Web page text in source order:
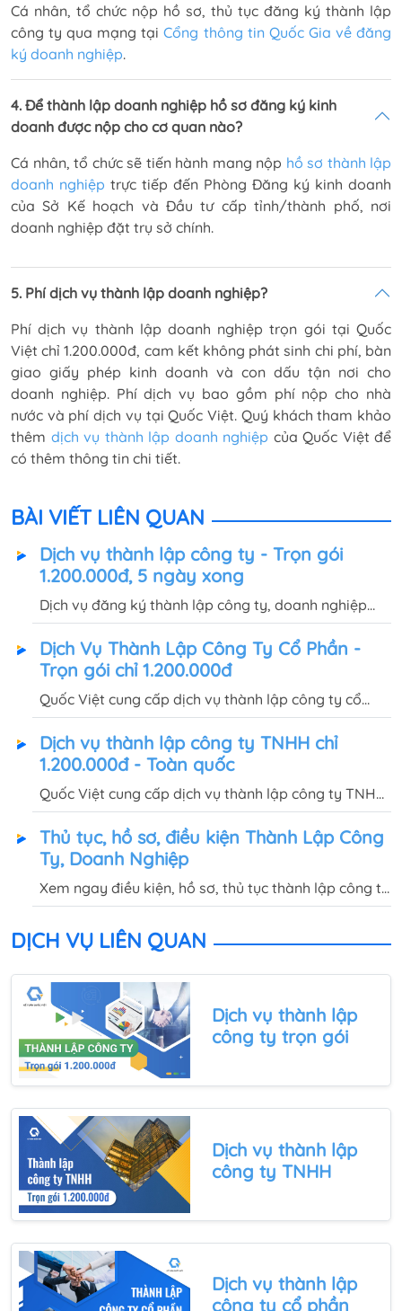
Cá nhân, tổ chức nộp hồ sơ, thủ tục đăng ký thành lập
công ty qua mạng tạiCổng thông tin Quốc Gia về đăng
ký doanh nghiệp.
4. Để thành lập doanh nghiệp hồ sơ đăng ký kinh
doanh được nộp cho cơ quan nào?
Cá nhân, tổ chức sẽ tiến hành mang nộp hồ sơ thành lập
doanh nghiệp trực tiếp đến Phòng Đăng ký kinh doanh
của Sở Kế hoạch và Đầu tư cấp tỉnh/thành phố, nơi
doanh nghiệp đặt trụ sở chính.
5. Phí dịch vụ thành lập doanh nghiệp?
Phí dịch vụ thành lập doanh nghiệp trọn gói tại Quốc
Việt chỉ 1.200.000đ, cam kết không phát sinh chi phí, bàn
giao giấy phép kinh doanh và con dấu tận nơi cho
doanh nghiệp. Phí dịch vụ bao gồm phí nộp cho nhà
nước và phí dịch vụ tại Quốc Việt. Quý khách tham khảo
thêm dịch vụ thành lập doanh nghiệp của Quốc Việt để
có thêm thông tin chi tiết.
BÀI VIẾT LIÊN QUAN
Dịch vụ thành lập công ty - Trọn gói
1.200.000đ, 5 ngày xong
Dịch vụ đăng ký thành lập công ty, doanh nghiệp
trọn gói 1.200.000đ, hoàn tất thủ tục và miễn phí
bàn giao giấy phép kinh doanh, con dấu tận nơi sau
5 ngày.
Dịch Vụ Thành Lập Công Ty Cổ Phần -
Trọn gói chỉ 1.200.000đ
Quốc Việt cung cấp dịch vụ thành lập công ty cổ
phần toàn quốc, trọn gói chỉ 1.200.000đ, hoàn thành
hồ sơ, thủ tục và bàn giao GPKD, con dấu sau 5 - 7
ngày.
Dịch vụ thành lập công ty TNHH chỉ
1.200.000đ - Toàn quốc
Quốc Việt cung cấp dịch vụ thành lập công ty TNHH
1 thành viên, 2 thành viên trọn gói chỉ 1.200.000đ,
hoàn tất thủ tục và bàn giao GPKD, con dấu sau 5
ngày.
Thủ tục, hồ sơ, điều kiện Thành Lập Công
Ty, Doanh Nghiệp
Xem ngay điều kiện, hồ sơ, thủ tục thành lập công ty
(TNHH, cổ phần,...) và những việc cần làm sau khi
thành lập công ty, doanh nghiệp trong bài viết dưới
đây.
DỊCH VỤ LIÊN QUAN
Dịch vụ thành lập
công ty trọn gói
Dịch vụ thành lập
công ty TNHH
Dịch vụ thành lập
công ty cổ phần